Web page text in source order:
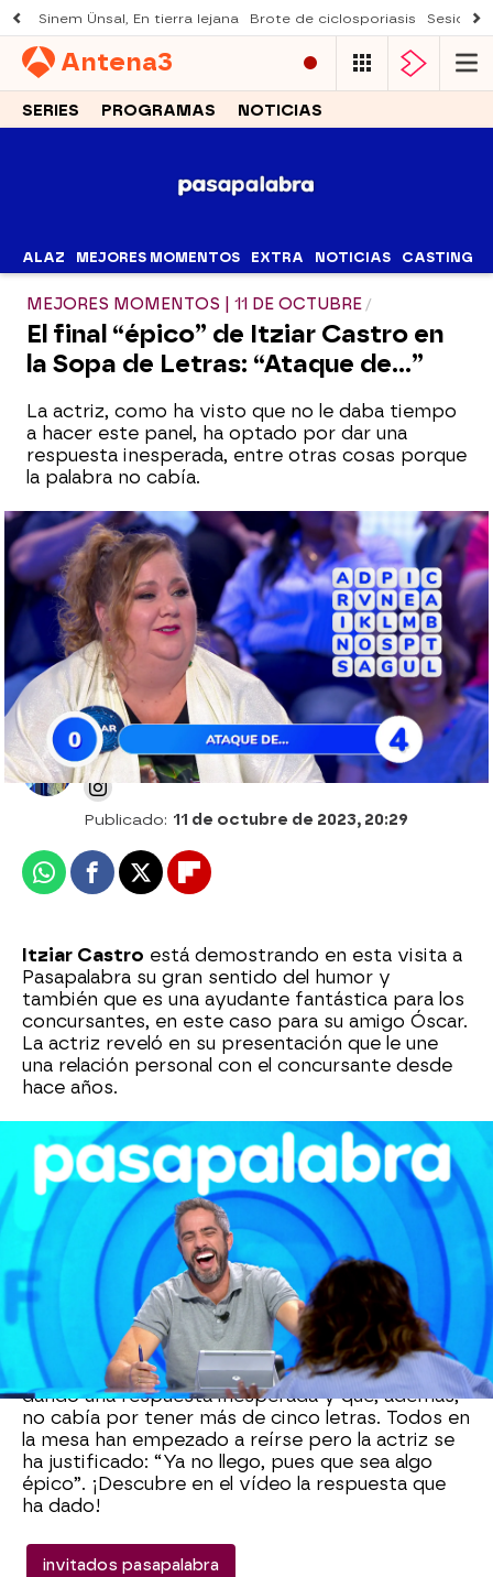
Sinem Ünsal, En tierra lejana Brote de ciclosporiasis Sesión
Antena3
SERIES PROGRAMAS NOTICIAS
ALAZ MEJORES MOMENTOS EXTRA NOTICIAS CASTING
MEJORES MOMENTOS | 11 DE OCTUBRE
El final “épico” de Itziar Castro en
la Sopa de Letras: “Ataque de…”
La actriz, como ha visto que no le daba tiempo
a hacer este panel, ha optado por dar una
respuesta inesperada, entre otras cosas porque
la palabra no cabía.
Exclusiva: las imágenes de Óscar Díaz
concursando en Pasapalabra en el año
2000 con Silvia Jato
Alberto Mendo
Publicado: 11 de octubre de 2023, 20:29
WhatsappFacebook
X Flipboard
Itziar Castro está demostrando en esta visita a
Pasapalabra su gran sentido del humor y
también que es una ayudante fantástica para los
concursantes, en este caso para su amigo Óscar.
La actriz reveló en su presentación que le une
una relación personal con el concursante desde
hace años.
De la misma manera que la invitada ha roto el
guion enLa Pista, volviendo locos a los cámaras,
regalando el juego de mesa a Pepa Rus
y
tapando el plano a Roberto Leal, también ha
decidido improvisar durante la Sopa de Letras.
Ha sido al final, cuando el presentador le ha
anunciado un nuevo panel a falta de sólo cuatro
segundos: “Ataque de…”.
Viendo que no iba a tener tiempo para
completarlo,Itziarha optado por el humor:
dando una respuesta inesperada y que, además,
no cabía por tener más de cinco letras. Todos en
la mesa han empezado a reírse pero la actriz se
ha justificado: “Ya no llego, pues que sea algo
épico”. ¡Descubre en el vídeo la respuesta que
ha dado!
invitados pasapalabra